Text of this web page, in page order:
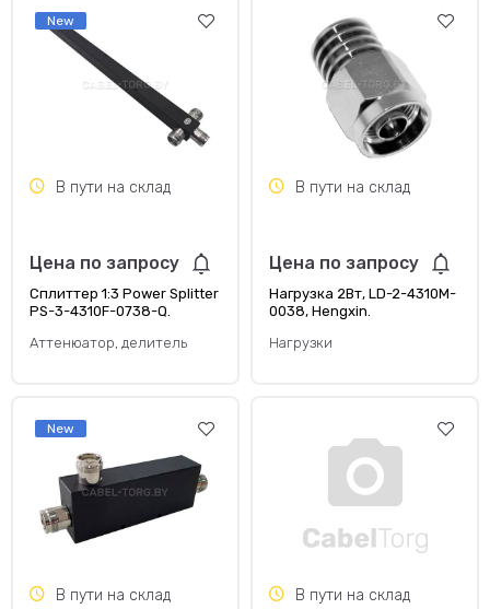
New
В пути на склад
Цена по запросу
Сплиттер 1:3 Power Splitter
PS-3-4310F-0738-Q.
Аттенюатор, делитель
В пути на склад
Цена по запросу
Нагрузка 2Вт, LD-2-4310M-
0038, Hengxin.
Нагрузки
New
В пути на склад В пути на склад